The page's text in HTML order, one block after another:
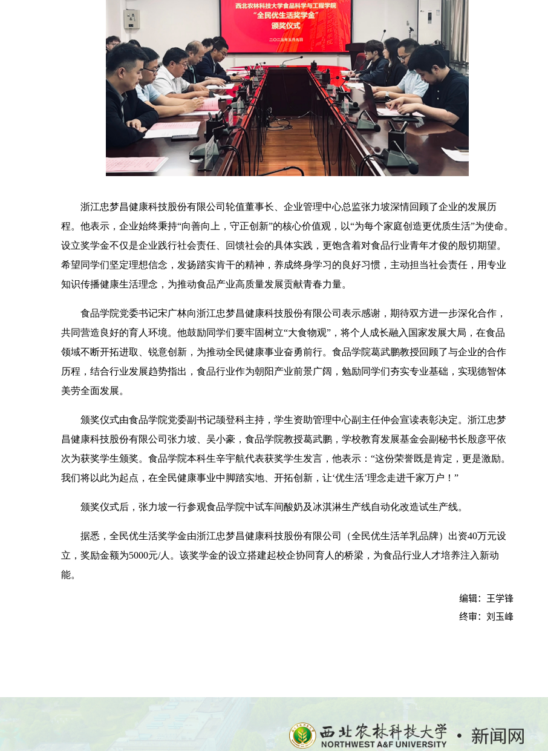
浙江忠梦昌健康科技股份有限公司轮值董事长、企业管理中心总监张力坡深情回顾了企业的发展历
程。他表示，企业始终秉持“向善向上，守正创新”的核心价值观，以“为每个家庭创造更优质生活”为使命。
设立奖学金不仅是企业践行社会责任、回馈社会的具体实践，更饱含着对食品行业青年才俊的殷切期望。
希望同学们坚定理想信念，发扬踏实肯干的精神，养成终身学习的良好习惯，主动担当社会责任，用专业
知识传播健康生活理念，为推动食品产业高质量发展贡献青春力量。
食品学院党委书记宋广林向浙江忠梦昌健康科技股份有限公司表示感谢，期待双方进一步深化合作，
共同营造良好的育人环境。他鼓励同学们要牢固树立“大食物观”，将个人成长融入国家发展大局，在食品
领域不断开拓进取、锐意创新，为推动全民健康事业奋勇前行。食品学院葛武鹏教授回顾了与企业的合作
历程，结合行业发展趋势指出，食品行业作为朝阳产业前景广阔，勉励同学们夯实专业基础，实现德智体
美劳全面发展。
颁奖仪式由食品学院党委副书记颉登科主持，学生资助管理中心副主任仲会宣读表彰决定。浙江忠梦
昌健康科技股份有限公司张力坡、吴小豪，食品学院教授葛武鹏，学校教育发展基金会副秘书长殷彦平依
次为获奖学生颁奖。食品学院本科生辛宇航代表获奖学生发言，他表示：“这份荣誉既是肯定，更是激励。
我们将以此为起点，在全民健康事业中脚踏实地、开拓创新，让‘优生活’理念走进千家万户！”
颁奖仪式后，张力坡一行参观食品学院中试车间酸奶及冰淇淋生产线自动化改造试生产线。
据悉，全民优生活奖学金由浙江忠梦昌健康科技股份有限公司（全民优生活羊乳品牌）出资40万元设
立，奖励金额为5000元/人。该奖学金的设立搭建起校企协同育人的桥梁，为食品行业人才培养注入新动
能。
编辑：王学锋
终审：刘玉峰
吴普特赴山东访企拓岗 深化校地企合作